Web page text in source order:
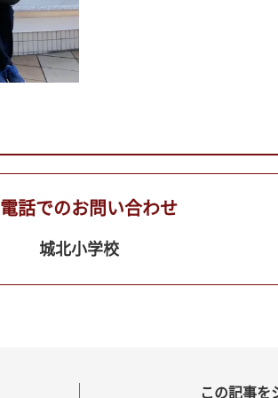
電話でのお問い合わせ
城北小学校
この記事を